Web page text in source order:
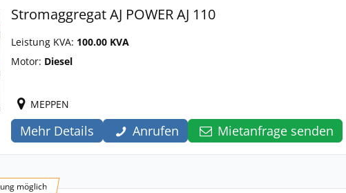
Stromaggregat AJ POWER AJ 110
Leistung KVA: 100.00 KVA
Motor: Diesel
MEPPEN
Mehr Details Anrufen Mietanfrage senden
möglich